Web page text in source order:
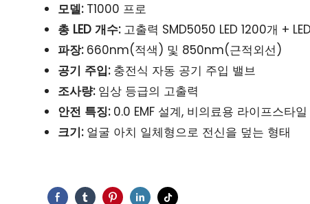
모델:T1000 프로
총 LED 개수:고출력 SMD5050 LED 1200개 +
파장:660nm(적색) 및 850nm(근적외선)
공기 주입:충전식 자동 공기 주입 밸브
조사량:임상 등급의 고출력
안전 특징:0.0 EMF 설계, 비의료용 라이프스타
크기:얼굴 아치 일체형으로 전신을 덮는 형태